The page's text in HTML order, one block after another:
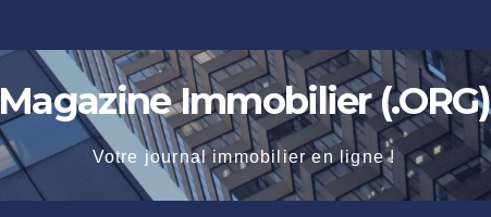
Magazine Immobilier (.ORG)
Votre journal immobilier en ligne !